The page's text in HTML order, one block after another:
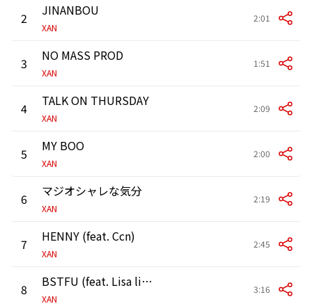
2 JINANBOU
XAN
2:01
3 NO MASS PROD
XAN
1:51
4 TALK ON THURSDAY
XAN
2:09
5 MY BOO
XAN
2:00
6 マジオシャレな気分
XAN
2:19
7 HENNY (feat. Ccn)
XAN
2:45
8 BSTFU (feat. Lisa lil vinci)
XAN
3:16